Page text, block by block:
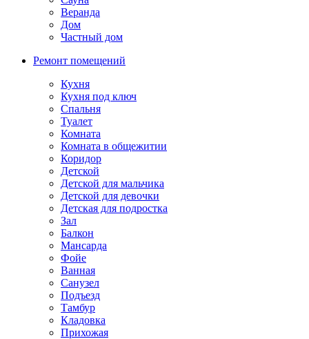
Веранда
Дом
Частный дом
Ремонт помещений
Кухня
Кухня под ключ
Спальня
Туалет
Комната
Комната в общежитии
Коридор
Детской
Детской для мальчика
Детской для девочки
Детская для подростка
Зал
Балкон
Мансарда
Фойе
Ванная
Санузел
Подъезд
Тамбур
Кладовка
Прихожая